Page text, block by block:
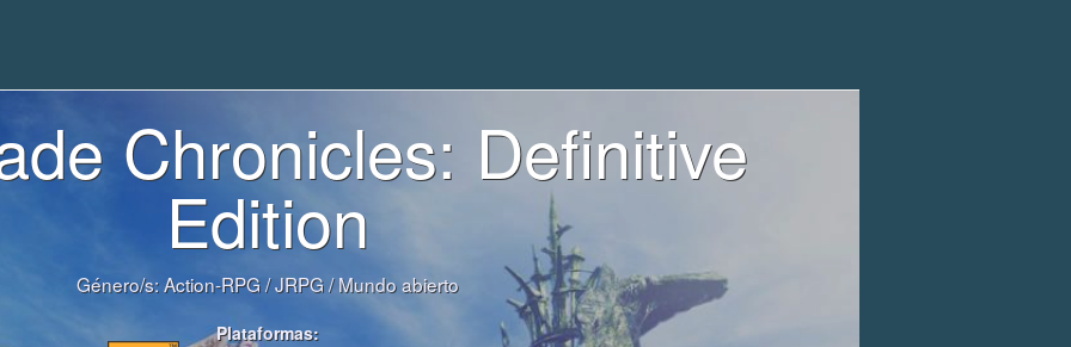
Chronicles: Definitive
Edition
Género/s:Action-RPG/JRPG/Mundo abierto
Plataformas: